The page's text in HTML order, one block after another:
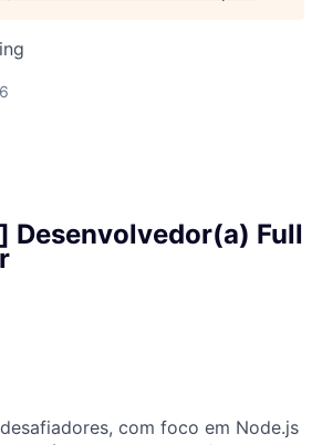
Desenvolvedor(a) Full
com foco em Node.js